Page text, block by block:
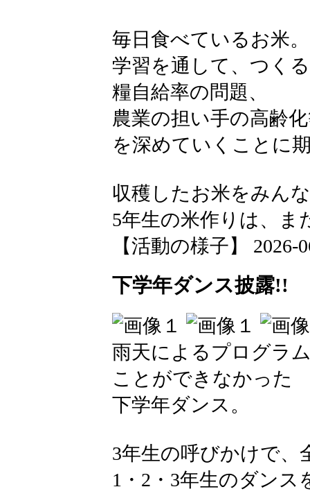
毎日食べているお米。
学習を通して、つく
糧自給率の問題、
農業の担い手の高齢
を深めていくことに
収穫したお米をみん
5年生の米作りは、ま
【活動の様子】 2026-
下学年ダンス披露!!
雨天によるプログラ
ことができなかった
下学年ダンス。
3年生の呼びかけで、
1・2・3年生のダンス